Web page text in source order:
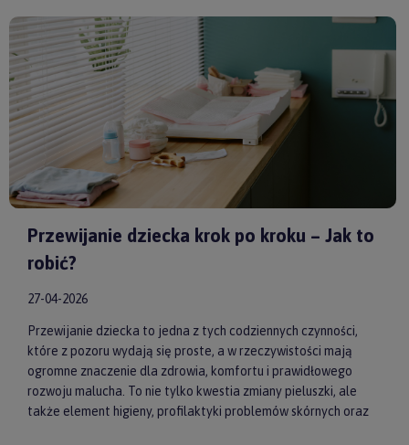
model od sprawdzonych producentów, takich jakby ASTRUP,
HuggimalsczyMembantu
, masz pewność, że dajesz swojemu
dziecku bezpieczne i skuteczne wsparcie każdego dnia.
Przewijanie dziecka krok po kroku – Jak to
robić?
27-04-2026
Przewijanie dziecka to jedna z tych codziennych czynności,
które z pozoru wydają się proste, a w rzeczywistości mają
ogromne znaczenie dla zdrowia, komfortu i prawidłowego
rozwoju malucha. To nie tylko kwestia zmiany pieluszki, ale
także element higieny, profilaktyki problemów skórnych oraz